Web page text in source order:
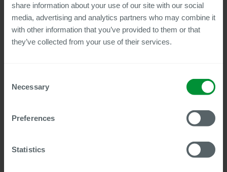
share information about your use of our site with our social
media, advertising and analytics partners who may combine it
with other information that you’ve provided to them or that
they’ve collected from your use of their services.
Selection
Necessary
Preferences
Statistics
Mit dem neuesten Sommer-Release 2025 erweitert Centric
Cloud Solutions das Serviceportfolio seiner digitalen HR-
Produkte um zahlreiche neue Funktionen und Verbesserungen.
Die Entwicklungen betreffen sowohl die digitale Personalakte
Eine neue Funktion für alle Produkte ist die ServiceNow-
Integration, mit der Prozessdaten direkt aus einem Workflow
Die digitale Personalakte von Centric Employee File wird unter
verbesserte AES-256-Dokumentenverschlüsselung und einen
Migrationsassistenten für die Anbindung an neue führende